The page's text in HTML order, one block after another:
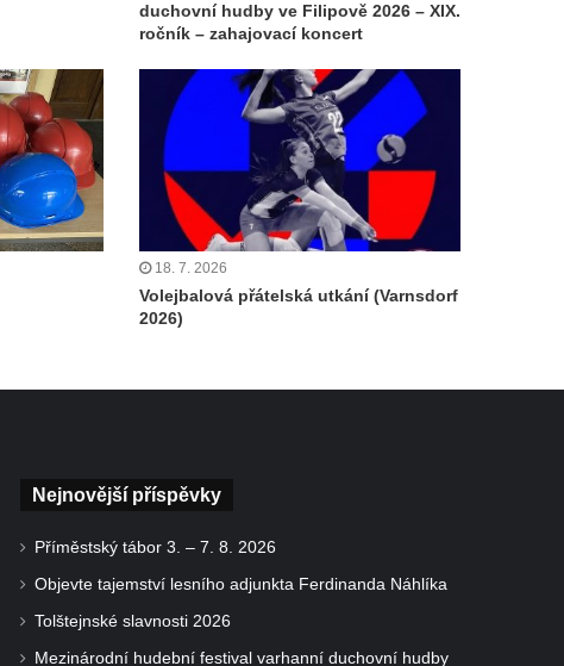
duchovní hudby ve Filipově 2026 – XIX.
ročník – zahajovací koncert
18. 7. 2026
Volejbalová přátelská utkání (Varnsdorf
2026)
Nejnovější příspěvky
Příměstský tábor 3. – 7. 8. 2026
Objevte tajemství lesního adjunkta Ferdinanda Náhlíka
Tolštejnské slavnosti 2026
Mezinárodní hudební festival varhanní duchovní hudby